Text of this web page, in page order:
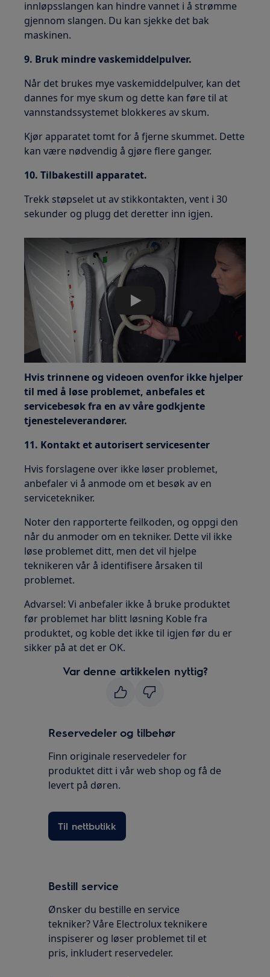
innløpsslangen kan hindre vannet i å strømme
gjennom slangen. Du kan sjekke det bak
maskinen.
9. Bruk mindre vaskemiddelpulver.
Når det brukes mye vaskemiddelpulver, kan det
dannes for mye skum og dette kan føre til at
vannstandssystemet blokkeres av skum.
Kjør apparatet tomt for å fjerne skummet. Dette
kan være nødvendig å gjøre flere ganger.
10. Tilbakestill apparatet.
Trekk støpselet ut av stikkontakten, vent i 30
sekunder og plugg det deretter inn igjen.
Play
Hvis trinnene og videoen ovenfor ikke hjelper
til med å løse problemet, anbefales et
servicebesøk fra en av våre godkjente
tjenesteleverandører.
11. Kontakt et autorisert servicesenter
Hvis forslagene over ikke løser problemet,
anbefaler vi å anmode om et besøk av en
servicetekniker.
Noter den rapporterte feilkoden, og oppgi den
når du anmoder om en tekniker. Dette vil ikke
løse problemet ditt, men det vil hjelpe
teknikeren vår å identifisere årsaken til
problemet.
Advarsel: Vi anbefaler ikke å bruke produktet
før problemet har blitt løsning Koble fra
produktet, og koble det ikke til igjen før du er
sikker på at det er OK.
Var denne artikkelen nyttig?
Reservedeler og tilbehør
Finn originale reservedeler for
produktet ditt i vår web shop og få de
levert på døren.
Til nettbutikk
Bestill service
Ønsker du bestille en service
tekniker? Våre Electrolux teknikere
inspiserer og løser problemet til et
pris, inkludert reservedeler.